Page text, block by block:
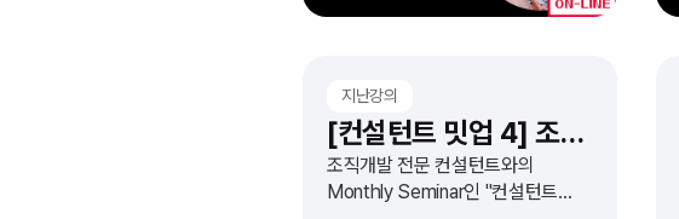
지난강의
[컨설턴트 밋업 4] 조직문화 엑스칼리버
조직개발 전문 컨설턴트와의
Monthly Seminar인 "컨설턴트